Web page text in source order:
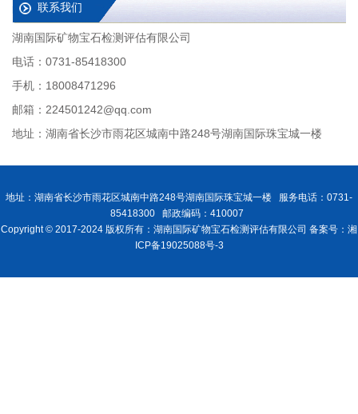
联系我们
湖南国际矿物宝石检测评估有限公司
电话：0731-85418300
手机：18008471296
邮箱：224501242@qq.com
地址：湖南省长沙市雨花区城南中路248号湖南国际珠宝城一楼
地址：湖南省长沙市雨花区城南中路248号湖南国际珠宝城一楼 服务电话：0731-
85418300 邮政编码：410007
Copyright © 2017-2024 版权所有：湖南国际矿物宝石检测评估有限公司 备案号：湘
ICP备19025088号-3